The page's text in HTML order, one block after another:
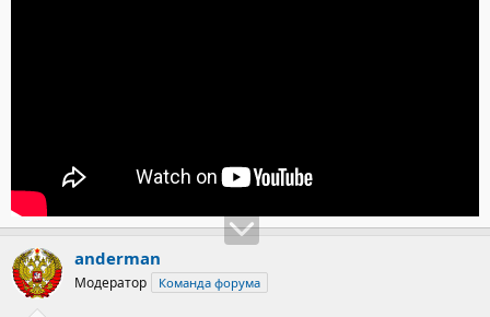
anderman
Модератор Команда форума